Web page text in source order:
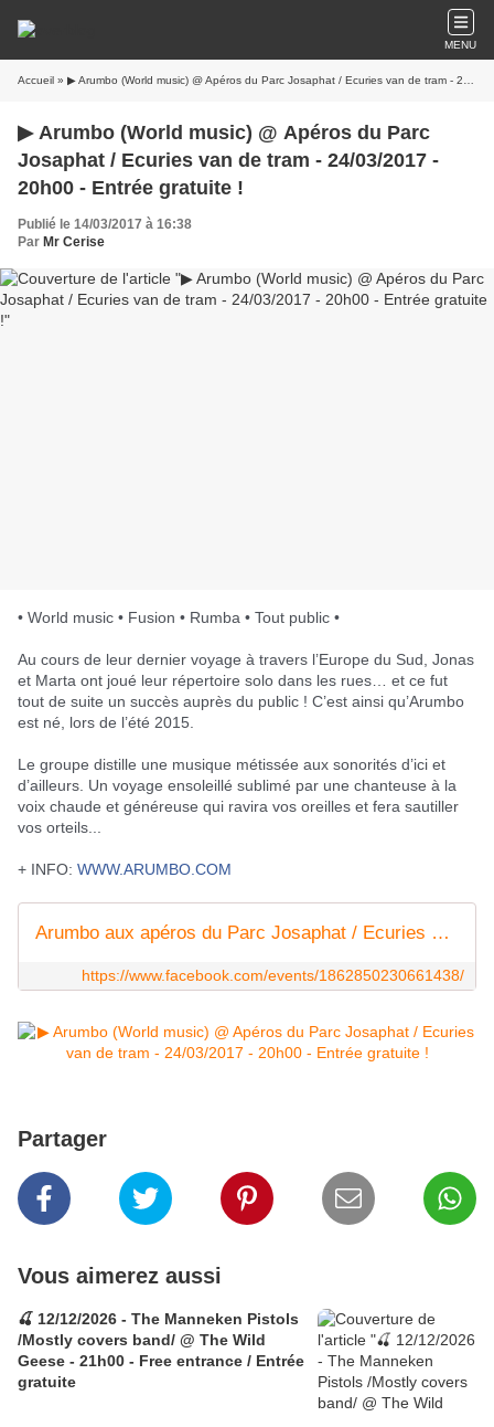
MENU
Accueil » ▶ Arumbo (World music) @ Apéros du Parc Josaphat / Ecuries van de tram - 24/03/2017 - 20h00 - Entrée gratuite !
▶ Arumbo (World music) @ Apéros du Parc
Josaphat / Ecuries van de tram - 24/03/2017 -
20h00 - Entrée gratuite !
Publié le 14/03/2017 à 16:38
Par Mr Cerise
• World music • Fusion • Rumba • Tout public •
Au cours de leur dernier voyage à travers l’Europe du Sud, Jonas
et Marta ont joué leur répertoire solo dans les rues… et ce fut
tout de suite un succès auprès du public ! C’est ainsi qu’Arumbo
est né, lors de l’été 2015.
Le groupe distille une musique métissée aux sonorités d’ici et
d’ailleurs. Un voyage ensoleillé sublimé par une chanteuse à la
voix chaude et généreuse qui ravira vos oreilles et fera sautiller
vos orteils...
+ INFO: WWW.ARUMBO.COM
Arumbo aux apéros du Parc Josaphat / Ecuries van
https://www.facebook.com/events/1862850230661438/
Partager
Vous aimerez aussi
🍒 12/12/2026 - The Manneken Pistols
/Mostly covers band/ @ The Wild
Geese - 21h00 - Free entrance / Entrée
gratuite